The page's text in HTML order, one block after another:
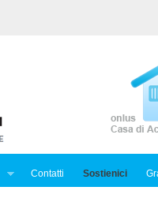
Contatti Sostienici